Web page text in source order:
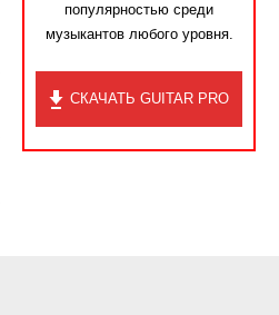
популярностью среди
музыкантов любого уровня.
СКАЧАТЬ GUITAR PRO